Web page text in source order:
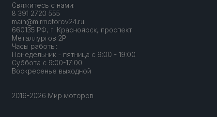
Свяжитесь с нами:
8 391 2720 555
main@mirmotorov24.ru
660135 РФ, г. Красноярск, проспект
Металлургов 2Р
Часы работы:
Понедельник - пятница с 9:00 - 19:00
Суббота с 9:00-17:00
Воскресенье выходной
2016-2026 Мир моторов